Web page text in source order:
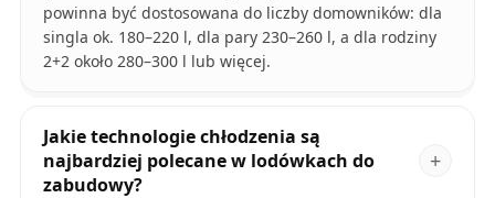
powinna być dostosowana do liczby domowników: dla
singla ok. 180–220 l, dla pary 230–260 l, a dla rodziny
2+2 około 280–300 l lub więcej.
Jakie technologie chłodzenia są
najbardziej polecane w lodówkach do
zabudowy?